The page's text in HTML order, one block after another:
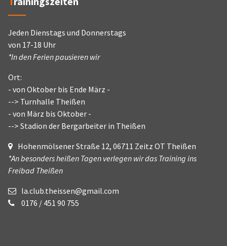
Jeden Dienstags und Donnerstags
von 17-18 Uhr
*In den Ferien pausieren wir
Ort:
- von Oktober bis Ende März -
--> Turnhalle Theißen
- von März bis Oktober -
--> Stadion der Bergarbeiter in Theißen
Hohenmölsener Straße 12, 06711 Zeitz OT Theißen
*An besonders heißen Tagen verlegen wir das Training ins
Freibad Theißen
la.club.theissen@gmail.com
0176 / 451 90 755